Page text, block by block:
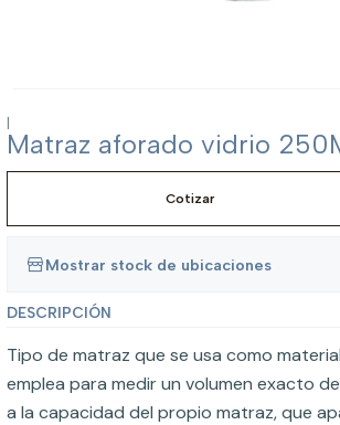
|
Matraz aforado vidrio
Cotizar
Mostrar stock de ubicaciones
DESCRIPCIÓN
Tipo de matraz que se usa como
emplea para medir un volumen exacto
a la capacidad del propio matraz, que